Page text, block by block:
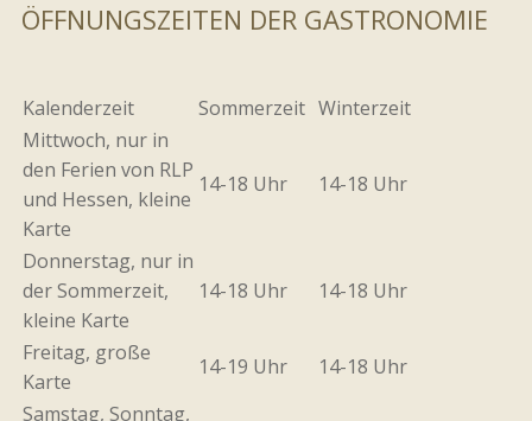
ÖFFNUNGSZEITEN DER GASTRONOMIE
Kalenderzeit Sommerzeit Winterzeit
Mittwoch, nur in
den Ferien von RLP
und Hessen, kleine
Karte
14-18 Uhr 14-18 Uhr
Donnerstag, nur in
der Sommerzeit,
kleine Karte
14-18 Uhr 14-18 Uhr
Freitag, große
Karte
14-19 Uhr
14-18 Uhr
Samstag, Sonntag,